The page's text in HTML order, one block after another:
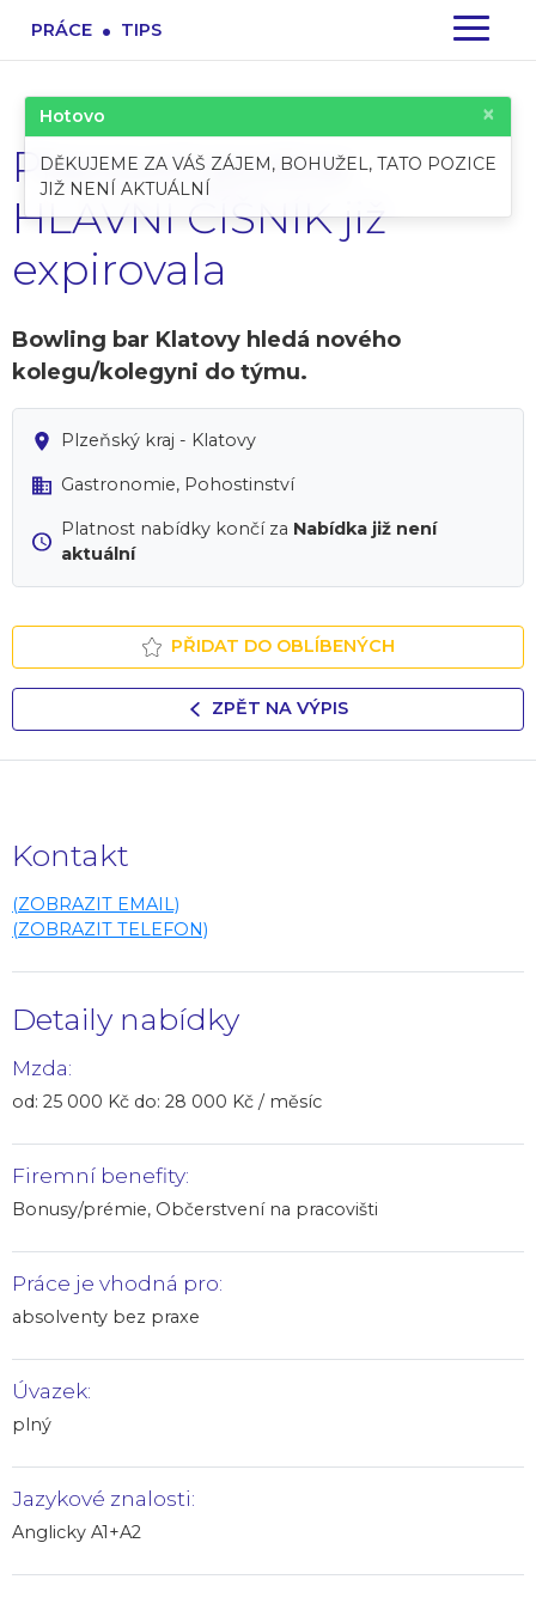
PRÁCE . TIPS
Pracovní pozice:
HLAVNÍ ČÍŠNÍK již
expirovala
Bowling bar Klatovy hledá nového
kolegu/kolegyni do týmu.
Plzeňský kraj - Klatovy
Gastronomie, Pohostinství
Platnost nabídky končí za Nabídka již není
aktuální
PŘIDAT DO OBLÍBENÝCH
ZPĚT NA VÝPIS
Kontakt
(ZOBRAZIT EMAIL)
(ZOBRAZIT TELEFON)
Detaily nabídky
Mzda:
od: 25 000 Kč do: 28 000 Kč / měsíc
Firemní benefity:
Bonusy/prémie, Občerstvení na pracovišti
Práce je vhodná pro:
absolventy bez praxe
Úvazek:
plný
Jazykové znalosti:
Anglicky A1+A2
Hotovo ×
DĚKUJEME ZA VÁŠ ZÁJEM, BOHUŽEL, TATO POZICE
JIŽ NENÍ AKTUÁLNÍ